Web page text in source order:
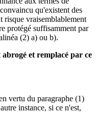
qu'existent des
risque vraisemblablement
protégé suffisamment par
(2) a) ou b).
et remplacé par ce
vertu du paragraphe (1)
instance, si ce n'est,